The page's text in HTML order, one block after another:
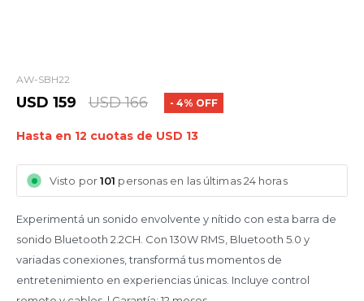
AW-SBH22
USD 159 USD 166 4
Hasta en 12 cuotas de USD 13
Visto por101 personas en las últimas 24 horas
Experimentá un sonido envolvente y nítido con esta barra de
sonido Bluetooth 2.2CH. Con 130W RMS, Bluetooth 5.0 y
variadas conexiones, transformá tus momentos de
entretenimiento en experiencias únicas. Incluye control